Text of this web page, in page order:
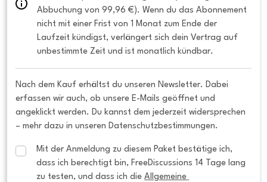
Abbuchung von 99,96 €). Wenn du das Abonnement
nicht mit einer Frist von 1 Monat zum Ende der
Laufzeit kündigst, verlängert sich dein Vertrag auf
unbestimmte Zeit und ist monatlich kündbar.
Nach dem Kauf erhältst du unseren Newsletter. Dabei
erfassen wir auch, ob unsere E-Mails geöffnet und
angeklickt werden. Du kannst dem jederzeit widersprechen
– mehr dazu in unseren Datenschutzbestimmungen.
Mit der Anmeldung zu diesem Paket bestätige ich,
dass ich berechtigt bin, FreeDiscussions 14 Tage lang
zu testen, und dass ich die Allgemeine